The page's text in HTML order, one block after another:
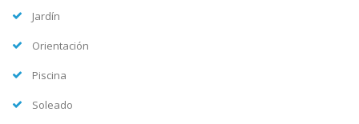
Jardín
Orientación
Piscina
Soleado